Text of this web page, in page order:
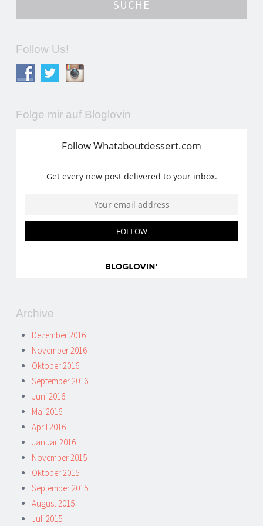
Follow Us!
Folge mir auf Bloglovin
Archive
Dezember 2016
November 2016
Oktober 2016
September 2016
Juni 2016
Mai 2016
April 2016
Januar 2016
November 2015
Oktober 2015
September 2015
August 2015
Juli 2015